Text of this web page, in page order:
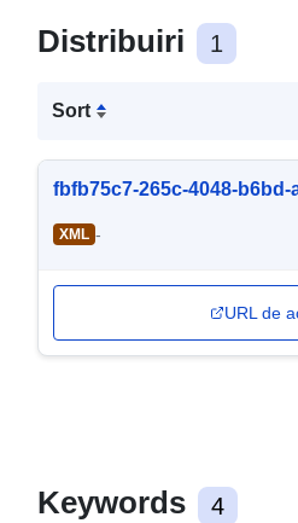
Distribuiri 1
Sort
fbfb75c7-265c-4048-b6bd-
XML -
URL de
Keywords 4